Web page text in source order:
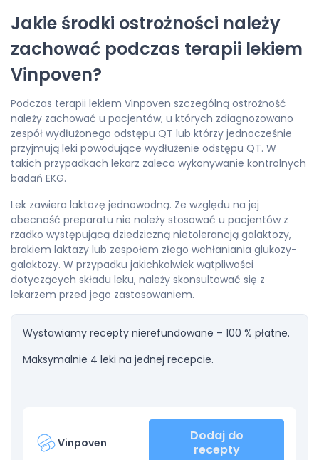
Jakie środki ostrożności należy
zachować podczas terapii lekiem
Vinpoven?
Podczas terapii lekiem Vinpoven szczególną ostrożność
należy zachować u pacjentów, u których zdiagnozowano
zespół wydłużonego odstępu QT lub którzy jednocześnie
przyjmują leki powodujące wydłużenie odstępu QT. W
takich przypadkach lekarz zaleca wykonywanie kontrolnych
badań EKG.
Lek zawiera laktozę jednowodną. Ze względu na jej
obecność preparatu nie należy stosować u pacjentów z
rzadko występującą dziedziczną nietolerancją galaktozy,
brakiem laktazy lub zespołem złego wchłaniania glukozy-
galaktozy. W przypadku jakichkolwiek wątpliwości
dotyczących składu leku, należy skonsultować się z
lekarzem przed jego zastosowaniem.
Wystawiamy recepty nierefundowane – 100 % płatne.
Maksymalnie 4 leki na jednej recepcie.
Vinpoven
Dodaj do
recepty